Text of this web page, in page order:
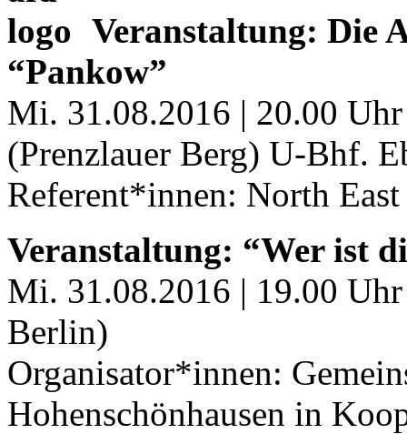
Veranstaltung: Die
“Pankow”
Mi. 31.08.2016 | 20.00
(Prenzlauer Berg) U-Bhf.
Referent*innen: North
Veranstaltung: “Wer ist
Mi. 31.08.2016 | 19.00
Berlin)
Organisator*innen:
Hohenschönhausen in